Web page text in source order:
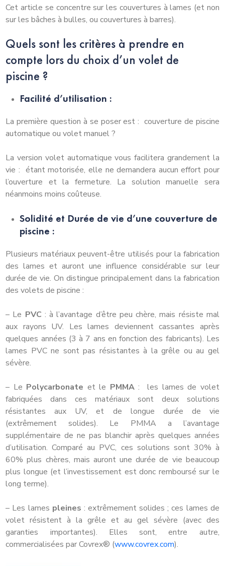
Cet article se concentre sur les couvertures à lames (et non
sur les bâches à bulles, ou couvertures à barres).
Quels sont les critères à prendre en
compte lors du choix d’un volet de
piscine ?
Facilité d’utilisation :
La première question à se poser est : couverture de piscine
automatique ou volet manuel ?
La version volet automatique vous facilitera grandement la
vie : étant motorisée, elle ne demandera aucun effort pour
l’ouverture et la fermeture. La solution manuelle sera
néanmoins moins coûteuse.
Solidité et Durée de vie d’une couverture de
piscine :
Plusieurs matériaux peuvent-être utilisés pour la fabrication
des lames et auront une influence considérable sur leur
durée de vie. On distingue principalement dans la fabrication
des volets de piscine :
– Le PVC : à l’avantage d’être peu chère, mais résiste mal
aux rayons UV. Les lames deviennent cassantes après
quelques années (3 à 7 ans en fonction des fabricants). Les
lames PVC ne sont pas résistantes à la grêle ou au gel
sévère.
– Le Polycarbonate et le PMMA: les lames de volet
fabriquées dans ces matériaux sont deux solutions
résistantes aux UV, et de longue durée de vie
(extrêmement solides). Le PMMA a l’avantage
supplémentaire de ne pas blanchir après quelques années
d’utilisation. Comparé au PVC, ces solutions sont 30% à
60% plus chères, mais auront une durée de vie beaucoup
plus longue (et l’investissement est donc remboursé sur le
long terme).
– Les lames pleines : extrêmement solides ; ces lames de
volet résistent à la grêle et au gel sévère (avec des
garanties importantes). Elles sont, entre autre,
commercialisées par Covrex® (www.covrex.com).